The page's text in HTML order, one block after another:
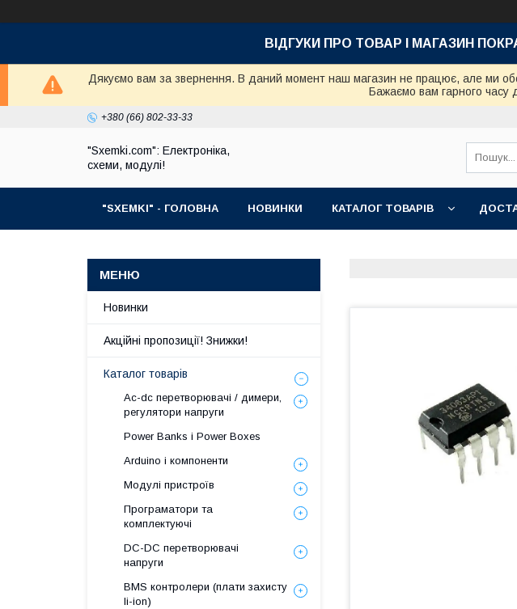
ВІДГУКИ ПРО ТОВАР І МАГАЗИН
Дякуємо вам за звернення. В даний момент наш магазин не працює, але ми
Бажаємо вам гарного часу
+380 (66) 802-33-33
"Sxemki.com": Електроніка,
схеми, модулі!
"SXEMKI" - ГОЛОВНА НОВИНКИ КАТАЛОГ ТОВАРІВ
Новинки
Акційні пропозиції! Знижки!
Каталог товарів
Ac-dc перетворювачі / димери,
регулятори напруги
Power Banks і Power Boxes
Arduino і компоненти
Модулі пристроїв
Програматори та
комплектуючі
DC-DC перетворювачі
напруги
BMS контролери (плати захисту
li-ion)